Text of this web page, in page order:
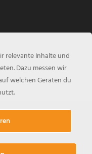
Inside.de
relevante Inhalte und
Dazu messen wir
welchen Geräten du